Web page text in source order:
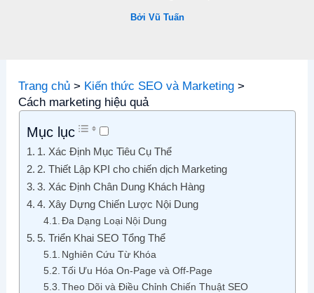
Bởi Vũ Tuấn
Trang chủ
Kiến thức SEO và Marketing
Cách marketing hiệu quả
Mục lục
1. Xác Định Mục Tiêu Cụ Thể
2. Thiết Lập KPI cho chiến dịch Marketing
3. Xác Định Chân Dung Khách Hàng
4. Xây Dựng Chiến Lược Nội Dung
Đa Dạng Loại Nội Dung
5. Triển Khai SEO Tổng Thể
Nghiên Cứu Từ Khóa
Tối Ưu Hóa On-Page và Off-Page
Theo Dõi và Điều Chỉnh Chiến Thuật SEO